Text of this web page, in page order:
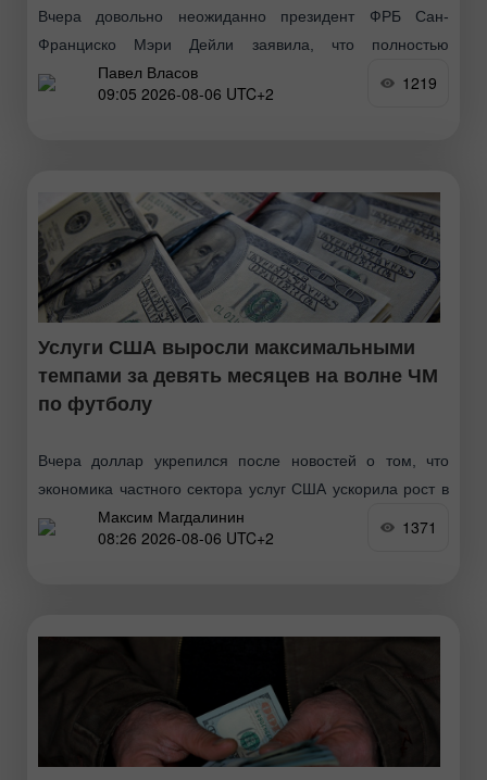
Вчера довольно неожиданно президент ФРБ Сан-
Франциско Мэри Дейли заявила, что полностью
поддержала решение ФРС сохранить ставку без
изменений, но предупредила о возможности того, что
Павел Власов
09:05 2026-08-06 UTC+2
1219
Услуги США выросли максимальными
темпами за девять месяцев на волне ЧМ
по футболу
Вчера доллар укрепился после новостей о том, что
экономика частного сектора услуг США ускорила рост в
начале второй половины 2026 года. Об этом
свидетельствовали июльские данные S&P Global.
Максим Магдалинин
08:26 2026-08-06 UTC+2
1371